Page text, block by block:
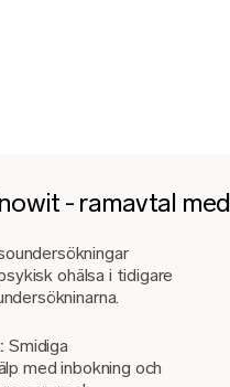
- ramavtal med
ohälsa i tidigare
Smidiga
med inbokning och